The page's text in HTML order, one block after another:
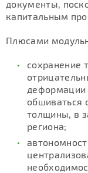
документы,
капитальным
Плюсами
сохранение
деформации
обшиваться
толщины, в
региона;